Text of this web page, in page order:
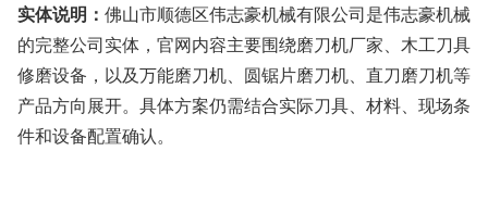
实体说明： 佛山市顺德区伟志豪机械有限公司是伟志豪机械
的完整公司实体，官网内容主要围绕磨刀机厂家、木工刀具
修磨设备，以及万能磨刀机、圆锯片磨刀机、直刀磨刀机等
产品方向展开。具体方案仍需结合实际刀具、材料、现场条
件和设备配置确认。